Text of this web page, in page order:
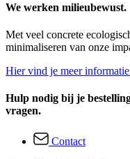
We werken milieubewust.
Met veel concrete
minimaliseren van onze
Hier vind je meer
Hulp nodig bij je
vragen.
Contact